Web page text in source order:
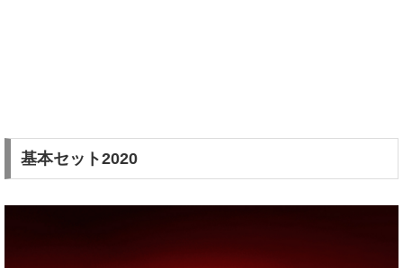
基本セット2020